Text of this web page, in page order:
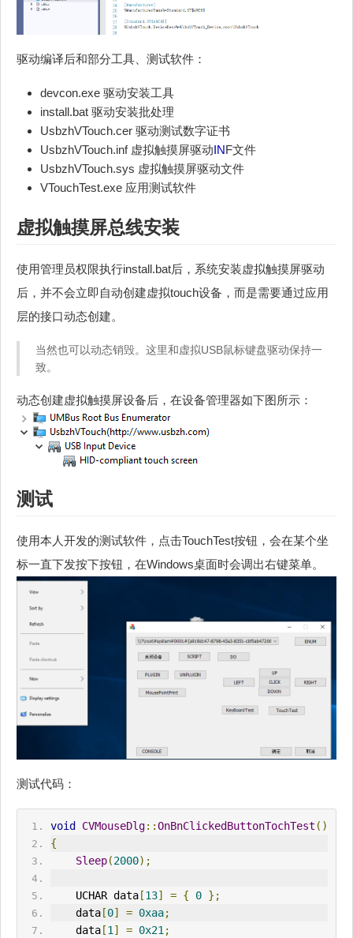
驱动编译后和部分工具、测试软件：
devcon.exe 驱动安装工具
install.bat 驱动安装批处理
UsbzhVTouch.cer 驱动测试数字证书
UsbzhVTouch.inf 虚拟触摸屏驱动INF文件
UsbzhVTouch.sys 虚拟触摸屏驱动文件
VTouchTest.exe 应用测试软件
虚拟触摸屏总线安装
使用管理员权限执行install.bat后，系统安装虚拟触摸屏驱动
后，并不会立即自动创建虚拟touch设备，而是需要通过应用
层的接口动态创建。
当然也可以动态销毁。这里和虚拟USB鼠标键盘驱动保持一
致。
动态创建虚拟触摸屏设备后，在设备管理器如下图所示：
测试
使用本人开发的测试软件，点击TouchTest按钮，会在某个坐
标一直下发按下按钮，在Windows桌面时会调出右键菜单。
测试代码：
void CVMouseDlg::OnBnClickedButtonTochTest ()
{
Sleep(2000);
    UCHAR data
[13] = { 0 };
    data
[0] = 0xaa;
    data
[1] = 0x21;